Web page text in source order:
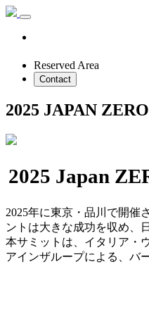
Reserved Area
Contact
2025 JAPAN
2025 Japan
2025年に東京・品川で開催
ントは大きな成功を収め、
本サミットは、イタリア・
アインザループによる、バ